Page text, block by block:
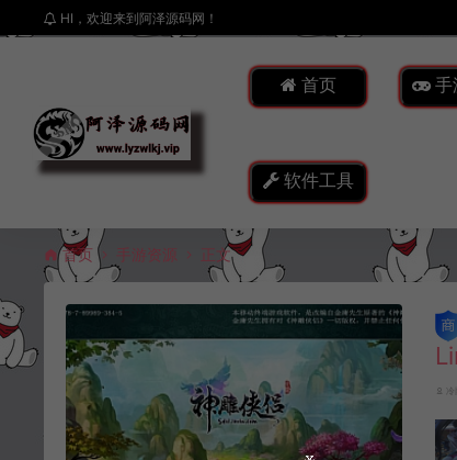
HI，欢迎来到阿泽源码网！
首页 手
软件工具
首页 手游资源 正文